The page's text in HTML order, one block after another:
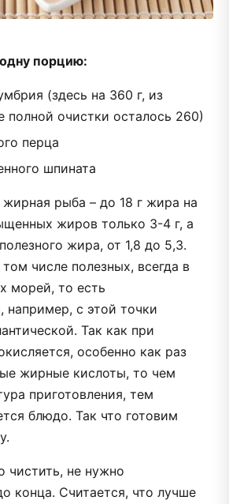
порцию:
(здесь на 360 г, из
полной очистки осталось 260)
перца
шпината
рыба – до 18 г жира на
жиров только 3-4 г, а
жира, от 1,8 до 5,3.
числе полезных, всегда в
морей, то есть
например, с этой точки
Так как при
особенно как раз
жирные кислоты, то чем
приготовления, тем
блюдо. Так что готовим
чистить, не нужно
конца. Считается, что лучше